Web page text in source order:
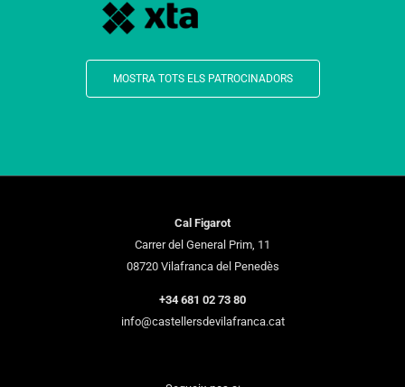
MOSTRA TOTS ELS PATROCINADORS
Cal Figarot
Carrer del General Prim, 11
08720 Vilafranca del Penedès
+34 681 02 73 80
info@castellersdevilafranca.cat